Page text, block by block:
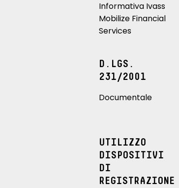
Informativa Ivass
Mobilize Financial
Services
D.LGS.
231/2001
Documentale
UTILIZZO
DISPOSITIVI
DI
REGISTRAZIONE